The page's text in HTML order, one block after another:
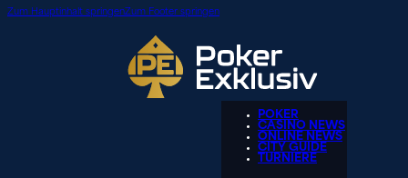
Zum Hauptinhalt springenZum Footer springen
POKER
CASINO NEWS
ONLINE NEWS
CITY GUIDE
TURNIERE